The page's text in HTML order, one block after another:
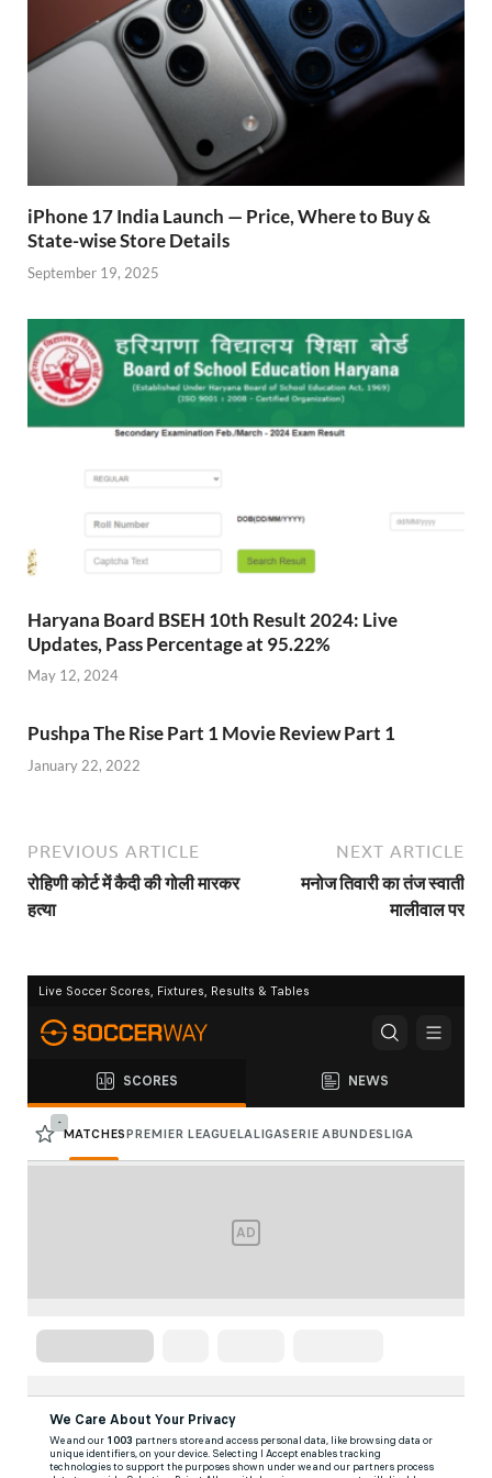
iPhone 17 India Launch — Price, Where to Buy &
State-wise Store Details
September 19, 2025
Haryana Board BSEH 10th Result 2024: Live
Updates, Pass Percentage at 95.22%
May 12, 2024
Pushpa The Rise Part 1 Movie Review Part 1
January 22, 2022
PREVIOUS ARTICLE
रोहिणी कोर्ट में कैदी की गोली मारकर
हत्या
NEXT ARTICLE
मनोज तिवारी का तंज स्वाती
मालीवाल पर